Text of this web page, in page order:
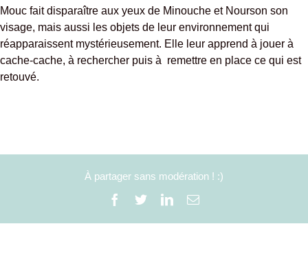
Mouc fait disparaître aux yeux de Minouche et Nourson son
visage, mais aussi les objets de leur environnement qui
réapparaissent mystérieusement. Elle leur apprend à jouer à
cache-cache, à rechercher puis à remettre en place ce qui est
retouvé.
À partager sans modération ! :)